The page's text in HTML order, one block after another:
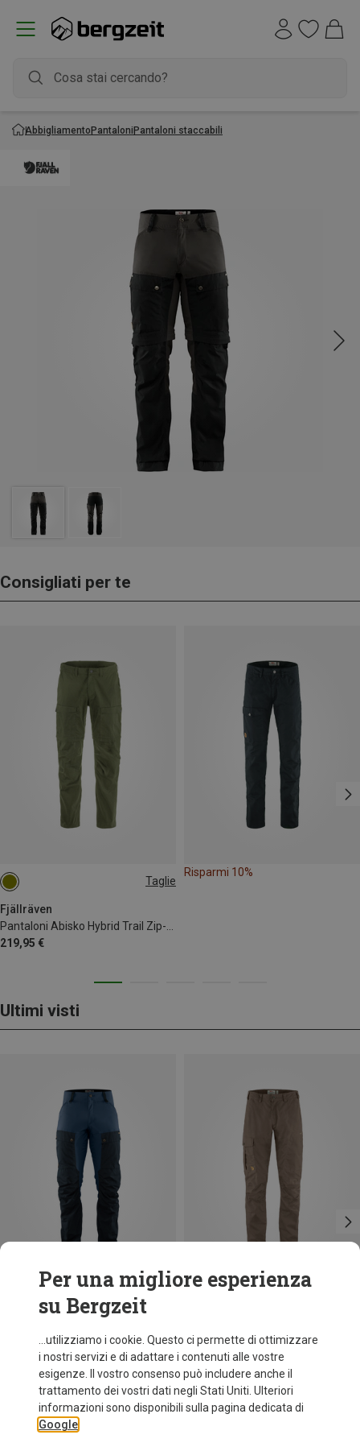
AbbigliamentoPantaloniPantaloni staccabili
Consigliati per te
Taglie
Fjällräven
219,95 €
XXL
Risparmi 10%
Ultimi visti
Taglie
Fjällräven
Pantaloni Keb uomo
239,95 €
Per una migliore esperienza
su Bergzeit
...utilizziamo i cookie. Questo ci permette di ottimizzare
i nostri servizi e di adattare i contenuti alle vostre
esigenze. Il vostro consenso può includere anche il
trattamento dei vostri dati negli Stati Uniti. Ulteriori
informazioni sono disponibili sulla pagina dedicata di
Google